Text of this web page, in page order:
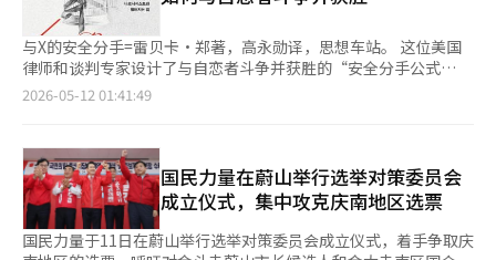
力士的日均交易额合计为74.5353万亿韩元，占KOSPI整体交易额
的37%。如果再加上三星电子优先股和SK广场，这四只股票的比
例将扩大至42%。与上月这四只股票的交易额占比34.6%相比，集
中现象更加明显。 市场普遍认为KOSPI仍有进一步上涨的可能性。
证券界认为，目前的半导体集中现象可能会持续一段时间，但也有
测：“未来，半导体上下游、替代能源、物理AI等广泛AI受益股可
能会出现轮动。”同时，他表示：“极端集中后，温和的轮动过程
可能成为KOSPI再度腾飞的基础。”※ 本报道经人工智能（AI）系
统翻译与编辑。
别作出了无罪和驳回的处理。 金知事的案件是因国革新党举报而
根据特检法第2条第1款第3项展开调查，但认为缺乏承认犯罪嫌疑
的证据。吴知事的案件则与去年内乱特检调查时相同，认为没有新
证据，未进行本案判断便结束。 这两起案件与综合特检正在调查
的主要疑点相比，争议相对有限，但得出结论花费了近两个月。法
嫌疑人调查和起诉相关的调查成果目前并不明显。 与早期三大特
检自成立之初便着手确保尹锡悦前总统和金建熙夫人的核心嫌疑人
新病相比，综合特检同样在调查合参谋本部指挥部的内乱同谋疑云
及检方对金夫人调查掩盖的疑云，但尚未进入对主要嫌疑人申请拘
捕令或提起公诉的阶段。 特检团队在当天的简报中表示，相关调
查正在进行中。针对前检察总长沈宇正的内乱重要任务参与及职权
与X的安全分手=雷贝卡·郑著，高永勋译，思想车站。 这位美国
律师和谈判专家设计了与自恋者斗争并获胜的“安全分手公式
（SLAY Method）”。作为华裔混血儿，他克服了童年时期的种族
式”。 自恋者最初通过过度的赞美和爱意，即“爱轰炸”，接近
受害者。随后，他们会采用“冷热交替”的策略，背后讽刺或当众
羞辱受害者，并动用周围的人进行恶魔化。自恋者通过情感无效
化、将对方的指责转移为自己的问题等各种策略来压制对方。 作
者强调，自恋者并非普通人，因此与他们斗争时，常规方法无效。
2026-05-12 01:41:49
国民力量在蔚山举行选举对策委员会
成立仪式，集中攻克庆南地区选票
国民力量于11日在蔚山举行选举对策委员会成立仪式，着手争取庆